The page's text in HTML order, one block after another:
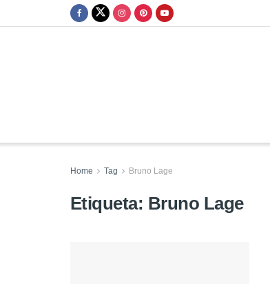
Home Tag Bruno Lage
Etiqueta: Bruno Lage